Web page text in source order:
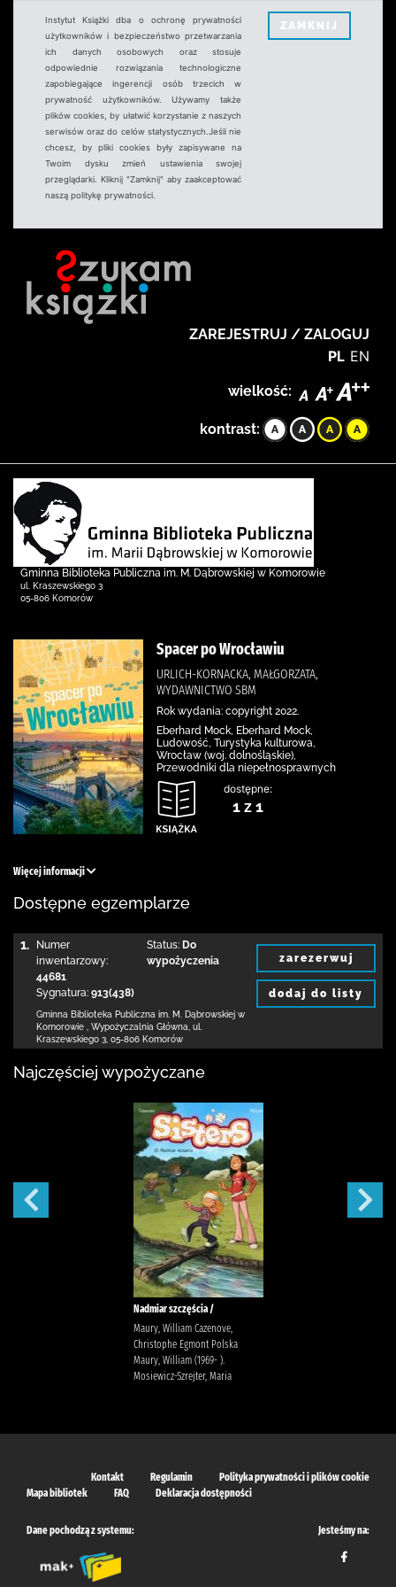
Instytut Książki dba o ochronę prywatności
użytkowników i bezpieczeństwo przetwarzania
ich danych osobowych oraz stosuje
odpowiednie rozwiązania technologiczne
zapobiegające ingerencji osób trzecich w
prywatność użytkowników. Używamy także
plików cookies, by ułatwić korzystanie z naszych
serwisów oraz do celów statystycznych.Jeśli nie
chcesz, by pliki cookies były zapisywane na
Twoim dysku zmień ustawienia swojej
przeglądarki. Kliknij "Zamknij" aby zaakceptować
naszą politykę prywatności.
ZAMKNIJ
ZAREJESTRUJ / ZALOGUJ
PL EN
wielkość:
kontrast:
Gminna Biblioteka Publiczna im. M. Dąbrowskiej w Komorowie
ul. Kraszewskiego 3
05-806 Komorów
Spacer po Wrocławiu
URLICH-KORNACKA, MAŁGORZATA,
WYDAWNICTWO SBM
Rok wydania: copyright 2022.
Eberhard Mock, Eberhard Mock,
Ludowość, Turystyka kulturowa,
Wrocław (woj. dolnośląskie),
Przewodniki dla niepełnosprawnych
dostępne:
1 z 1
Więcej informacji
Dostępne egzemplarze
1.
Numer
inwentarzowy:
44681
Sygnatura: 913(438)
Status: Do
wypożyczenia
Gminna Biblioteka Publiczna im. M. Dąbrowskiej w
Komorowie
Wypożyczalnia Główna, ul.
Kraszewskiego 3 05-806 Komorów
zarezerwuj
dodaj do listy
Najczęściej wypożyczane
Nadmiar szczęścia /
Maury, William Cazenove,
Christophe Egmont Polska
Maury, William (1969- ).
Mosiewicz-Szrejter, Maria
Kontakt Regulamin
Polityka prywatności i plików cookie
Mapa bibliotek
FAQ Deklaracja dostępności
Dane pochodzą z systemu: Jesteśmy na: